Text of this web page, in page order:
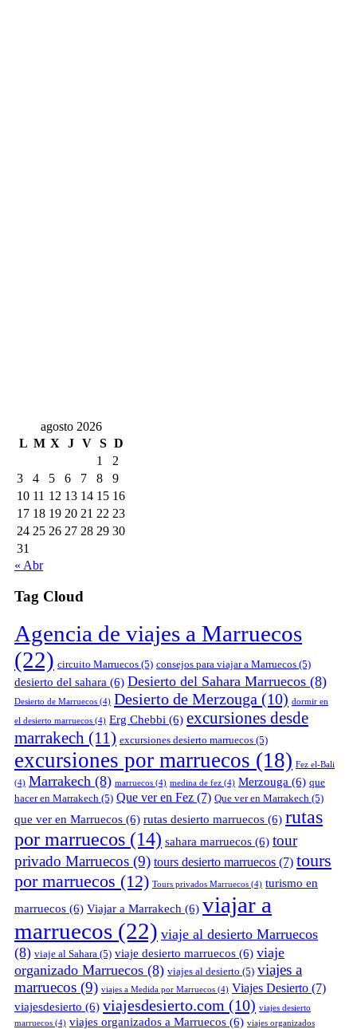
agosto 2026
L M X J V S D
1
2
3
4 5 6 7 8
9
10 11 12 13 14 15 16
17 18 19 20 21 22 23
24 25 26 27 28 29 30
31
« Abr
Tag Cloud
Agencia de viajes a Marruecos
(22) circuito Marruecos (5) consejos para viajar a Marruecos (5)
desierto del sahara (6) Desierto del Sahara Marruecos (8)
Desierto de Marruecos (4) Desierto de Merzouga (10) dormir en
el desierto marruecos (4) Erg Chebbi (6) excursiones desde
marrakech (11) excursiones desierto marruecos (5)
excursiones por marruecos (18) Fez el-Bali
(4) Marrakech (8) marruecos (4) medina de fez (4) Merzouga (6) que
hacer en Marrakech (5) Que ver en Fez (7) Que ver en Marrakech (5)
que ver en Marruecos (6) rutas desierto marruecos (6) rutas
por marruecos (14) sahara marruecos (6) tour
privado Marruecos (9) tours desierto marruecos (7) tours
por marruecos (12) Tours privados Marruecos (4) turismo en
marruecos (6) Viajar a Marrakech (6) viajar a
marruecos (22) viaje al desierto Marruecos
(8) viaje al Sahara (5) viaje desierto marruecos (6) viaje
organizado Marruecos (8) viajes al desierto (5) viajes a
marruecos (9) viajes a Medida por Marruecos (4) Viajes Desierto (7)
viajesdesierto (6) viajesdesierto.com (10) viajes desierto
marruecos (4) viajes organizados a Marruecos (6) viajes organizados